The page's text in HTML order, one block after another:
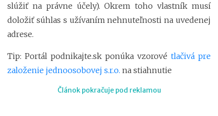
slúžiť na právne účely). Okrem toho vlastník musí
doložiť súhlas s užívaním nehnuteľnosti na uvedenej
adrese.
Tip: Portál podnikajte.sk ponúka vzorové tlačivá pre
založenie jednoosobovej s.r.o. na stiahnutie
Článok pokračuje pod reklamou